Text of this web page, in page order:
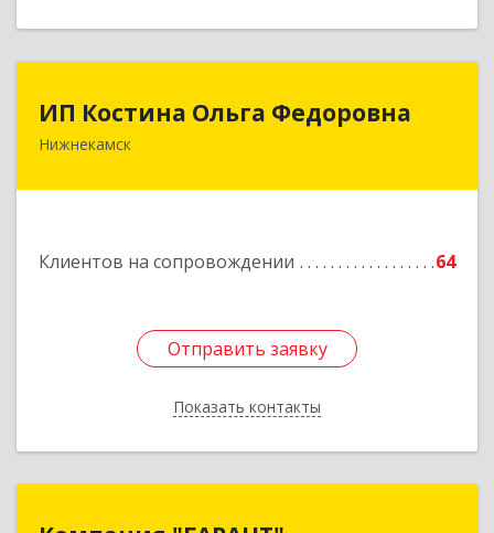
ИП Костина Ольга Федоровна
Нижнекамск
Клиентов на сопровождении 64
Отправить заявку
Показать контакты
Отправить заявку
Назад